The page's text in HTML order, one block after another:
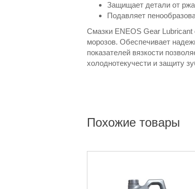
Защищает детали от
Подавляет
Смазки ENEOS Gear Lubricant
морозов. Обеспечивает
показателей вязкости
холоднотекучести и защиту
Похожие товары